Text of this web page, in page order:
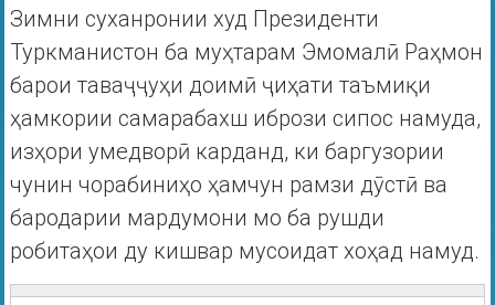
Зимни суханронии худ Президенти
Туркманистон ба муҳтарам Эмомалӣ Раҳмон
барои таваҷҷуҳи доимӣ ҷиҳати таъмиқи
ҳамкории самарабахш ибрози сипос намуда,
изҳори умедворӣ карданд, ки баргузории
чунин чорабиниҳо ҳамчун рамзи дӯстӣ ва
бародарии мардумони мо ба рушди
робитаҳои ду кишвар мусоидат хоҳад намуд.